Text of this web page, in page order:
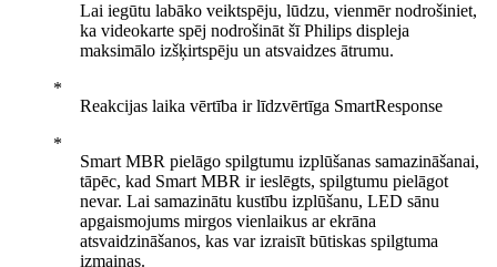
Lai iegūtu labāko veiktspēju, lūdzu, vienmēr nodrošiniet,
ka videokarte spēj nodrošināt šī Philips displeja
maksimālo izšķirtspēju un atsvaidzes ātrumu.
Reakcijas laika vērtība ir līdzvērtīga SmartResponse
Smart MBR pielāgo spilgtumu izplūšanas samazināšanai,
tāpēc, kad Smart MBR ir ieslēgts, spilgtumu pielāgot
nevar. Lai samazinātu kustību izplūšanu, LED sānu
apgaismojums mirgos vienlaikus ar ekrāna
atsvaidzināšanos, kas var izraisīt būtiskas spilgtuma
izmaiņas.